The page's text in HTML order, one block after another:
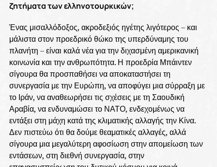
ζητήματα των ελληνοτουρκικών;
Ένας μισαλλόδοξος, ακροδεξιός ηγέτης λιγότερος – και
μάλιστα στον προεδρικό θώκο της υπερδύναμης του
πλανήτη – είναι καλά νέα για την διχασμένη αμερικανική
κοινωνία και την ανθρωπότητα. Η προεδρία Μπάιντεν
σίγουρα θα προσπαθήσει να αποκαταστήσει τη
συνεργασία με την Ευρώπη, να αποφύγει μια σύρραξη με
το Ιράν, να αναθεωρήσει τις σχέσεις με τη Σαουδική
Αραβία, να ενδυναμώσει το ΝΑΤΟ, ενδεχομένως να
εντάξει στη μάχη κατά της κλιματικής αλλαγής την Κίνα.
Δεν πιστεύω ότι θα δούμε θεαματικές αλλαγές, αλλά
σίγουρα μια μεγαλύτερη αφοσίωση στην απομείωση των
εντάσεων, στη διεθνή συνεργασία, στην